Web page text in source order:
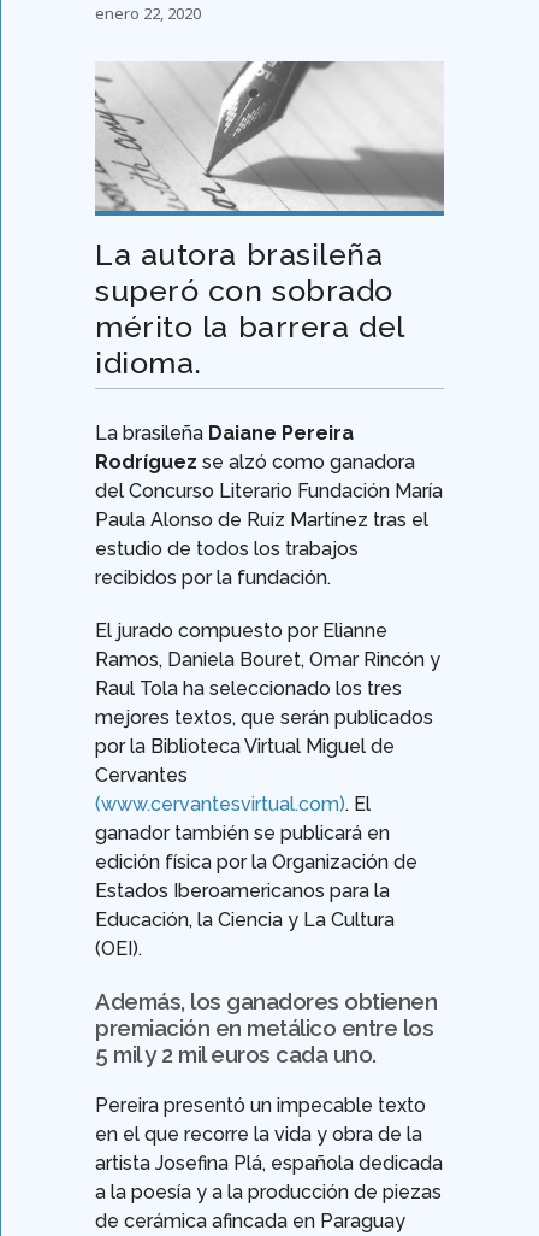
enero 22, 2020
La autora brasileña
superó con sobrado
mérito la barrera del
idioma.
La brasileña Daiane Pereira
Rodríguez se alzó como ganadora
del Concurso Literario Fundación María
Paula Alonso de Ruíz Martínez tras el
estudio de todos los trabajos
recibidos por la fundación.
El jurado compuesto por Elianne
Ramos, Daniela Bouret, Omar Rincón y
Raul Tola ha seleccionado los tres
mejores textos, que serán publicados
por la Biblioteca Virtual Miguel de
Cervantes
(www.cervantesvirtual.com). El
ganador también se publicará en
edición física por la Organización de
Estados Iberoamericanos para la
Educación, la Ciencia y La Cultura
(OEI).
Además, los ganadores obtienen
premiación en metálico entre los
5 mil y 2 mil euros cada uno.
Pereira presentó un impecable texto
en el que recorre la vida y obra de la
artista Josefina Plá, española dedicada
a la poesía y a la producción de piezas
de cerámica afincada en Paraguay